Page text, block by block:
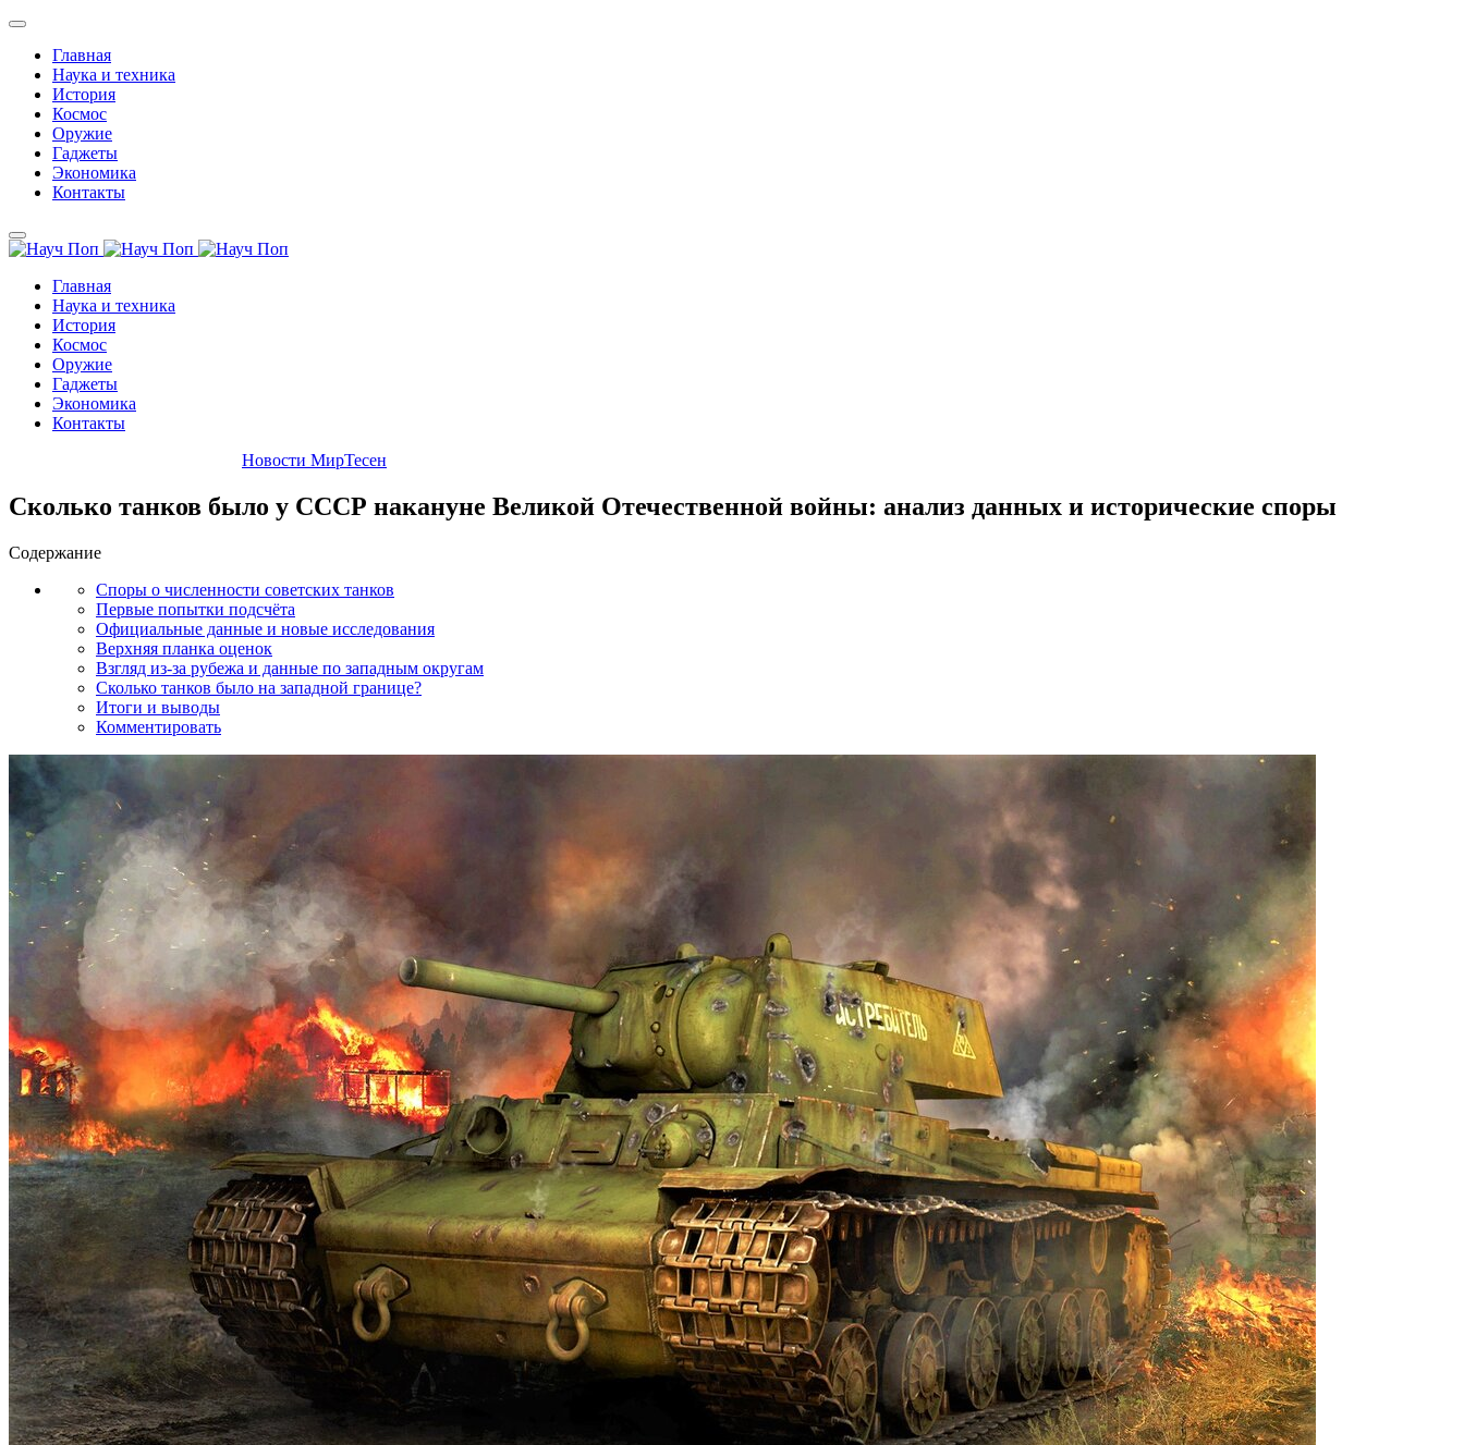
Главная
Наука и техника
История
Космос
Оружие
Гаджеты
Экономика
Контакты
Главная
Наука и техника
История
Космос
Оружие
Гаджеты
Экономика
Контакты
Новости МирТесен
Сколько танков было у СССР накануне Великой Отечественной войны: анализ данных и исторические споры
Содержание
Споры о численности советских танков
Первые попытки подсчёта
Официальные данные и новые исследования
Верхняя планка оценок
Взгляд из-за рубежа и данные по западным округам
Сколько танков было на западной границе?
Итоги и выводы
Комментировать